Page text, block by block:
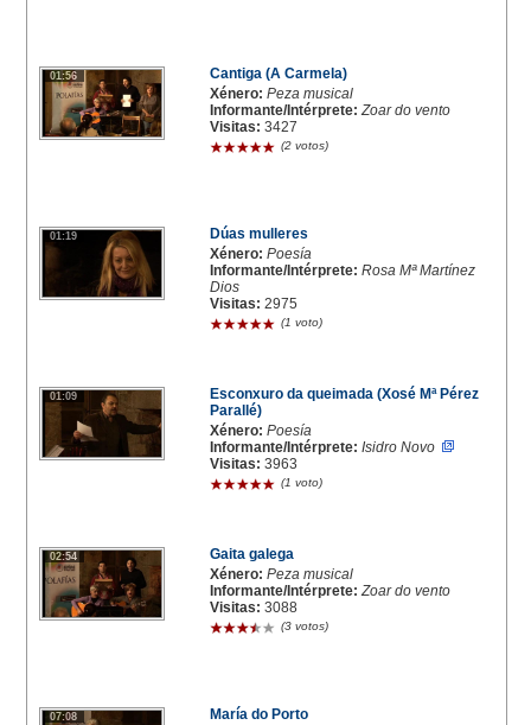
01:56
Cantiga (A Carmela)
Xénero: Peza musical
Informante/Intérprete: Zoar do vento
Visitas: 3427
(2 votos)
01:19
Dúas mulleres
Xénero: Poesía
Informante/Intérprete: Rosa Mª Martínez
Dios
Visitas: 2975
(1 voto)
01:09
Esconxuro da queimada (Xosé Mª Pérez
Parallé)
Xénero: Poesía
Informante/Intérprete: Isidro Novo
Visitas: 3963
(1 voto)
02:54
Gaita galega
Xénero: Peza musical
Informante/Intérprete: Zoar do vento
Visitas: 3088
(3 votos)
07:08
María do Porto